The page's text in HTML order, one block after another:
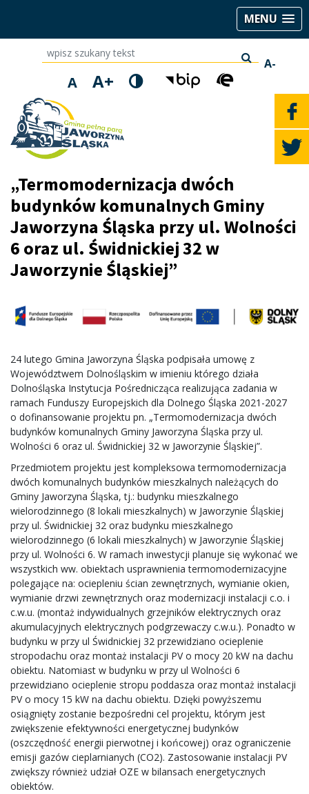
MENU
wpisz szukany tekst
A-
A A+
„Termomodernizacja dwóch
budynków komunalnych Gminy
Jaworzyna Śląska przy ul. Wolności
6 oraz ul. Świdnickiej 32 w
Jaworzynie Śląskiej”
24 lutego Gmina Jaworzyna Śląska podpisała umowę z
Województwem Dolnośląskim w imieniu którego działa
Dolnośląska Instytucja Pośrednicząca realizująca zadania w
ramach Funduszy Europejskich dla Dolnego Śląska 2021-2027
o dofinansowanie projektu pn. „Termomodernizacja dwóch
budynków komunalnych Gminy Jaworzyna Śląska przy ul.
Wolności 6 oraz ul. Świdnickiej 32 w Jaworzynie Śląskiej”.
Przedmiotem projektu jest kompleksowa termomodernizacja
dwóch komunalnych budynków mieszkalnych należących do
Gminy Jaworzyna Śląska, tj.: budynku mieszkalnego
wielorodzinnego (8 lokali mieszkalnych) w Jaworzynie Śląskiej
przy ul. Świdnickiej 32 oraz budynku mieszkalnego
wielorodzinnego (6 lokali mieszkalnych) w Jaworzynie Śląskiej
przy ul. Wolności 6. W ramach inwestycji planuje się wykonać we
wszystkich ww. obiektach usprawnienia termomodernizacyjne
polegające na: ociepleniu ścian zewnętrznych, wymianie okien,
wymianie drzwi zewnętrznych oraz modernizacji instalacji c.o. i
c.w.u. (montaż indywidualnych grzejników elektrycznych oraz
akumulacyjnych elektrycznych podgrzewaczy c.w.u.). Ponadto w
budynku w przy ul Świdnickiej 32 przewidziano ocieplenie
stropodachu oraz montaż instalacji PV o mocy 20 kW na dachu
obiektu. Natomiast w budynku w przy ul Wolności 6
przewidziano ocieplenie stropu poddasza oraz montaż instalacji
PV o mocy 15 kW na dachu obiektu. Dzięki powyższemu
osiągnięty zostanie bezpośredni cel projektu, którym jest
zwiększenie efektywności energetycznej budynków
(oszczędność energii pierwotnej i końcowej) oraz ograniczenie
emisji gazów cieplarnianych (CO2). Zastosowanie instalacji PV
zwiększy również udział OZE w bilansach energetycznych
obiektów.